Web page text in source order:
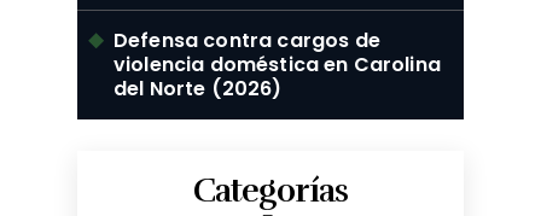
Defensa contra cargos de
violencia doméstica en Carolina
del Norte (2026)
Categorías